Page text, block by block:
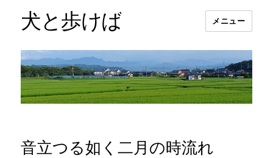
犬と歩けば メニュー
音立つる如く二月の時流れ